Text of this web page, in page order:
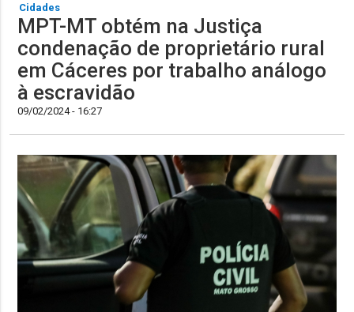
Cidades
MPT-MT obtém na Justiça
condenação de proprietário rural
em Cáceres por trabalho análogo
à escravidão
09/02/2024 - 16:27